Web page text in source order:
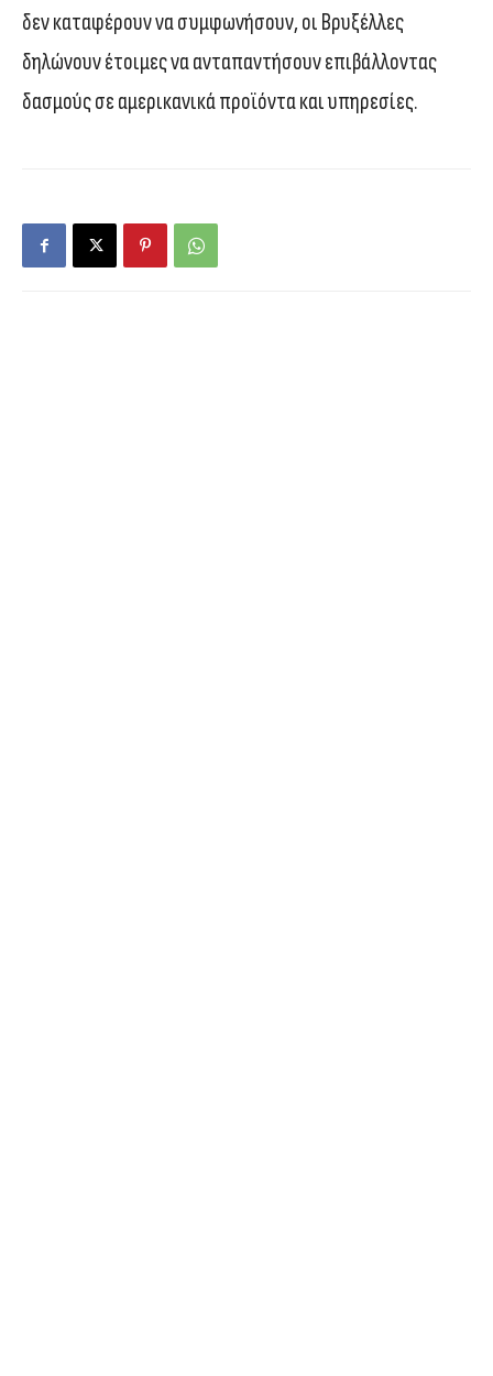
δεν καταφέρουν να συμφωνήσουν, οι Βρυξέλλες
δηλώνουν έτοιμες να ανταπαντήσουν επιβάλλοντας
δασμούς σε αμερικανικά προϊόντα και υπηρεσίες.